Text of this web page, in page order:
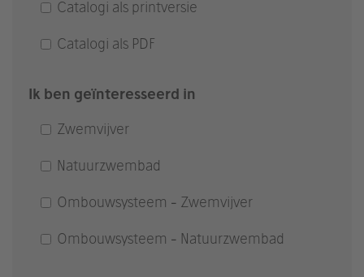
Catalogi als printversie
Catalogi als PDF
Ik ben geïnteresseerd in
Zwemvijver
Natuurzwembad
Ombouwsysteem - Zwemvijver
Ombouwsysteem - Natuurzwembad